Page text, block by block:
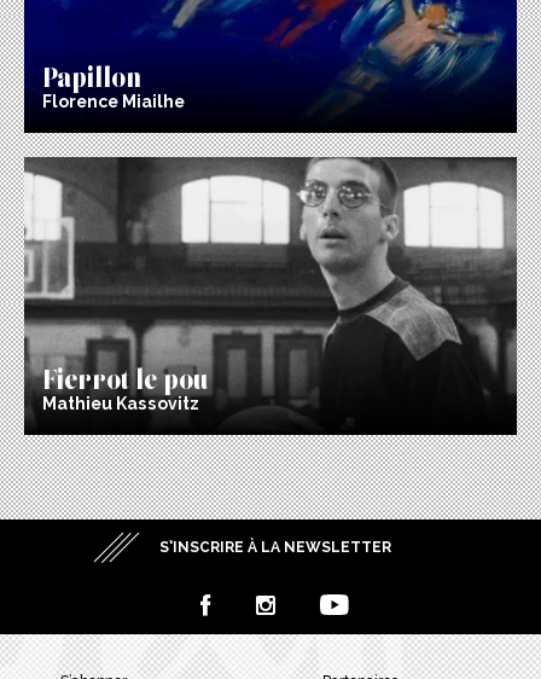
Papillon
Florence Miailhe
Fierrot le pou
Mathieu Kassovitz
S’INSCRIRE À LA NEWSLETTER